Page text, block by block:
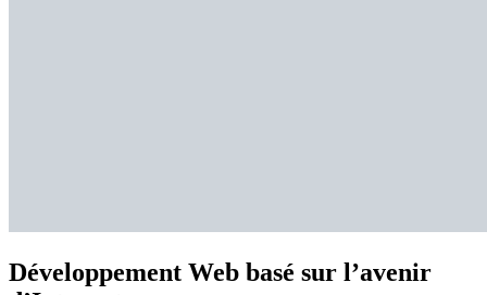
Développement Web basé sur l’avenir